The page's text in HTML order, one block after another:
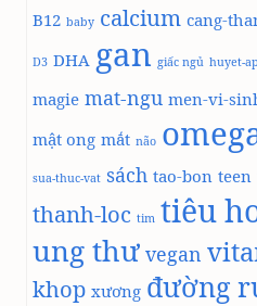
B12 baby calcium cang-
D3 DHA gan giấc ngủ huyet-
magie mat-ngu men-vi-
mật ong mắt não
sua-thuc-vat sách tao-bon teen
thanh-loc tim tiêu
ung thư vegan
khop xương đường